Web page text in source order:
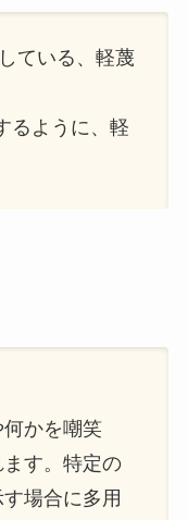
ている、軽蔑
るように、軽
かを嘲笑
す。特定の
場合に多用